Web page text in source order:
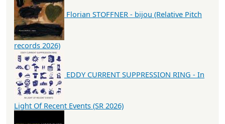
Florian STOFFNER - bijou (Relative Pitch
records 2026)
EDDY CURRENT SUPPRESSION RING - In
Light Of Recent Events (SR 2026)